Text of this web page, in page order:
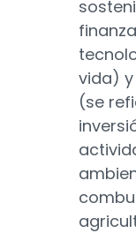
vida)
(se